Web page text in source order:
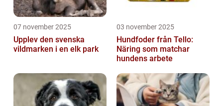
07 november 2025
Upplev den svenska
vildmarken i en elk park
03 november 2025
Hundfoder från Tello:
Näring som matchar
hundens arbete